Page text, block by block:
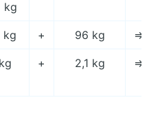
kg
kg + 96 kg =>
+ 2,1 kg =>